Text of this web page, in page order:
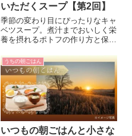
いただくスープ【第2回】
季節の変わり目にぴったりなキャ
ベツスープ。煮汁までおいしく栄
養を摂れるポトフの作り方と保存
まる朝ごはんにおすすめです。
うちの朝ごはん
いつもの朝ごはんと小さな